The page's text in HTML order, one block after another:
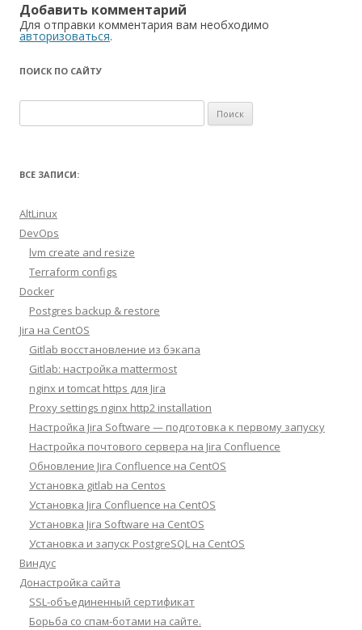
Добавить комментарий
Для отправки комментария вам необходимо
авторизоваться.
ПОИСК ПО САЙТУ
ВСЕ ЗАПИСИ:
AltLinux
DevOps
lvm create and resize
Terraform configs
Docker
Postgres backup & restore
Jira на CentOS
Gitlab восстановление из бэкапа
Gitlab: настройка mattermost
nginx и tomcat https для Jira
Proxy settings nginx http2 installation
Настройка Jira Software — подготовка к первому запуску
Настройка почтового сервера на Jira Confluence
Обновление Jira Confluence на CentOS
Установка gitlab на Centos
Установка Jira Confluence на CentOS
Установка Jira Software на CentOS
Установка и запуск PostgreSQL на CentOS
Виндус
Донастройка сайта
SSL-объединенный сертификат
Борьба со спам-ботами на сайте.